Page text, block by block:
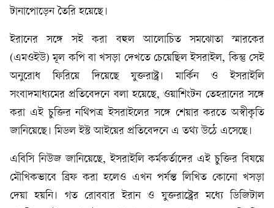
টানাপোড়েন তৈরি হয়েছে।
ইরানের সঙ্গে সই করা বহুল আলোচিত সমঝোতা স্মারকের
(এমওইউ) মূল কপি বা খসড়া দেখতে চেয়েছিল ইসরাইল, কিন্তু সেই
অনুরোধ ফিরিয়ে দিয়েছে যুক্তরাষ্ট্র। মার্কিন ও ইসরাইলি
সংবাদমাধ্যমের প্রতিবেদনে বলা হয়েছে, ওয়াশিংটন তেহরানের সঙ্গে
করা এই চুক্তির নথিপত্র ইসরাইলের সঙ্গে শেয়ার করতে অস্বীকৃতি
জানিয়েছে। মিডল ইস্ট আইয়ের প্রতিবেদনে এ তথ্য উঠে এসেছে।
এবিসি নিউজ জানিয়েছে, ইসরাইলি কর্মকর্তাদের এই চুক্তির বিষয়ে
মৌখিকভাবে ব্রিফ করা হলেও এখন পর্যন্ত লিখিত কোনো খসড়া
দেয়া হয়নি। গত রোববার ইরান ও যুক্তরাষ্ট্রের মধ্যে ডিজিটাল